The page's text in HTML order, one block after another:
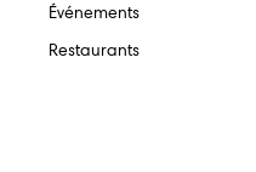
Événements
Restaurants